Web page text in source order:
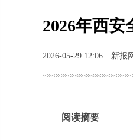
2026年西
2026-05-29 12:06 新报
阅读摘要